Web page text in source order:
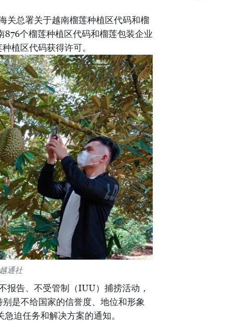
关总署关于越南榴莲种植区代码和榴
个榴莲种植区代码和榴莲包装企业
植区代码获得许可。
通社
报告、不受管制（IUU）捕捞活动，
是不给国家的信誉度、地位和形象
迫任务和解决方案的通知。